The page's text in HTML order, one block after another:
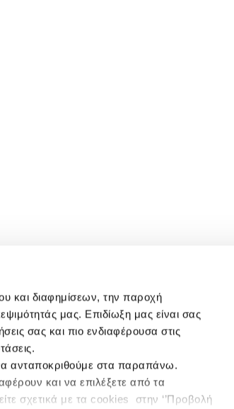
και διαφημίσεων, την παροχή
μας. Επιδίωξη μας είναι σας
σας και πιο ενδιαφέρουσα στις
ανταποκριθούμε στα παραπάνω.
και να επιλέξετε από τα
σχετικά με τα cookies στην ‘’Προβολή